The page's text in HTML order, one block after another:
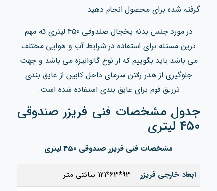
گرفته شده برای محصول انجام دهید.
در مورد جنس بدنه یخچال صندوقی 450 لیتری که مهم
ترین مسئله برای استفاده در شرایط آب و هوایی مختلف
می باشد باید بگوییم که از نوع گالوانیزه می باشد و جهت
جلوگیری از هدر رفتن سرمای داخل کابین از عایق بندی
تزریق فوم برای عایق بندی استفاده شده است.
جدول مشخصات فنی فریزر صندوقی
450 لیتری
مشخصات فنی فریزر صندوقی 450 لیتری
ابعاد خارجی فریزر
93*63*121 سانتی متر